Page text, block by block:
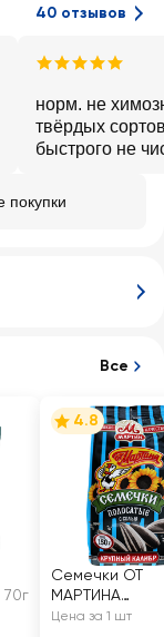
40 отзывов
норм. не
твёрдых
быстрого не
покупки
Все
70г
4.8
Семечки ОТ
МАРТИНА
полосатые
Цена за 1 шт